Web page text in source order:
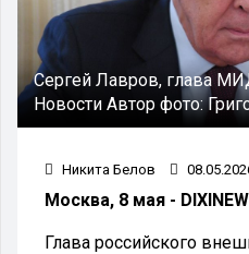
Сергей Лавров, глава
Новости Автор фото:
Никита Белов
Москва, 8 мая -
Глава российского